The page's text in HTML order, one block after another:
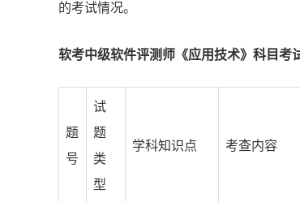
的考试情况。
软考中级软件评测师《应用技术》科目考
题
号
试
题
类
型
学科知识点 考查内容